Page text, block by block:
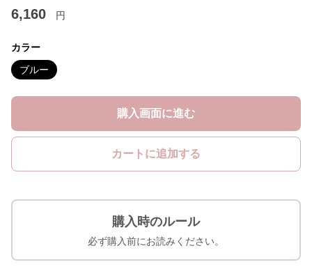
6,160 円
カラー
ブルー
購入画面に進む
カートに追加する
購入時のルール
必ず購入前にお読みください。